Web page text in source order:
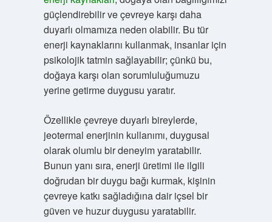
güçlendirebilir ve çevreye karşı daha
duyarlı olmamıza neden olabilir. Bu tür
enerji kaynaklarını kullanmak, insanlar için
psikolojik tatmin sağlayabilir; çünkü bu,
doğaya karşı olan sorumluluğumuzu
yerine getirme duygusu yaratır.
Özellikle çevreye duyarlı bireylerde,
jeotermal enerjinin kullanımı, duygusal
olarak olumlu bir deneyim yaratabilir.
Bunun yanı sıra, enerji üretimi ile ilgili
doğrudan bir duygu bağı kurmak, kişinin
çevreye katkı sağladığına dair içsel bir
güven ve huzur duygusu yaratabilir.